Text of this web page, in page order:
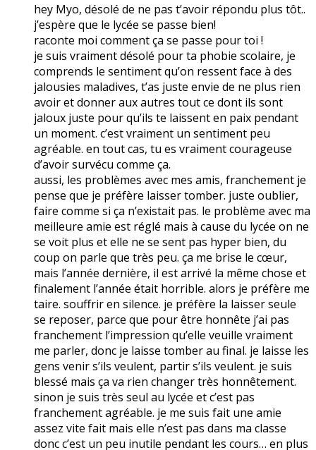
hey Myo, désolé de ne pas t’avoir répondu plus tôt..
j’espère que le lycée se passe bien!
raconte moi comment ça se passe pour toi !
je suis vraiment désolé pour ta phobie scolaire, je
comprends le sentiment qu’on ressent face à des
jalousies maladives, t’as juste envie de ne plus rien
avoir et donner aux autres tout ce dont ils sont
jaloux juste pour qu’ils te laissent en paix pendant
un moment. c’est vraiment un sentiment peu
agréable. en tout cas, tu es vraiment courageuse
d’avoir survécu comme ça.
aussi, les problèmes avec mes amis, franchement je
pense que je préfère laisser tomber. juste oublier,
faire comme si ça n’existait pas. le problème avec ma
meilleure amie est réglé mais à cause du lycée on ne
se voit plus et elle ne se sent pas hyper bien, du
coup on parle que très peu. ça me brise le cœur,
mais l’année dernière, il est arrivé la même chose et
finalement l’année était horrible. alors je préfère me
taire. souffrir en silence. je préfère la laisser seule
se reposer, parce que pour être honnête j’ai pas
franchement l’impression qu’elle veuille vraiment
me parler, donc je laisse tomber au final. je laisse les
gens venir s’ils veulent, partir s’ils veulent. je suis
blessé mais ça va rien changer très honnêtement.
sinon je suis très seul au lycée et c’est pas
franchement agréable. je me suis fait une amie
assez vite fait mais elle n’est pas dans ma classe
donc c’est un peu inutile pendant les cours… en plus